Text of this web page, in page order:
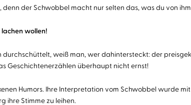
, denn der Schwobbel macht nur selten das, was du von
lachen wollen!
weiß man, wer dahintersteckt: der
Geschichtenerzählen überhaupt nicht ernst!
Humors. Ihre Interpretation vom Schwobbel wurde
ihre Stimme zu leihen.